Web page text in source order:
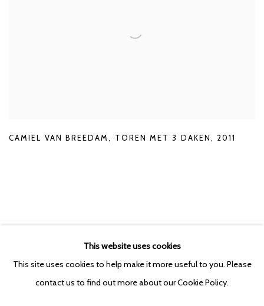
CAMIEL VAN BREEDAM , TOREN MET 3 DAKEN , 2011
COPYRIGHT © 2026 KETELEER GALLERY
SITE BY ARTLOGIC
This website uses cookies
This site uses cookies to help make it more useful to you. Please
contact us to find out more about our Cookie Policy.